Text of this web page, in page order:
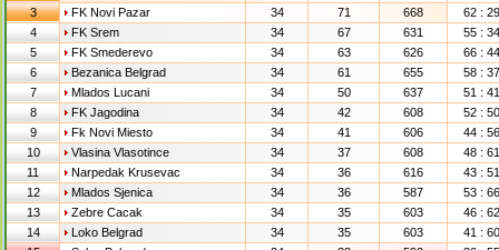
3
FK Novi Pazar 34 71 668
62 : 29
4
FK Srem 34 67 631
55 : 34
5
FK Smederevo 34 63 626
66 : 44
6
Bezanica Belgrad 34 61 655
58 : 37
7
Mlados Lucani 34 50 637
51 : 41
8
FK Jagodina 34 42 608
52 : 50
9
Fk Novi Miesto 34 41 606
44 : 56
10
Vlasina Vlasotince 34 37 608
48 : 61
11
Narpedak Krusevac 34 36 616
43 : 51
12
Mlados Sjenica 34 36 587
53 : 66
13
Zebre Cacak 34 35 603
46 : 62
14
Loko Belgrad 34 35 603
41 : 60